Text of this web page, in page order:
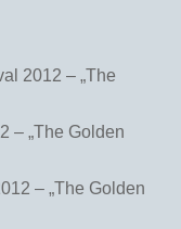
2012 – „The
– „The Golden
– „The Golden